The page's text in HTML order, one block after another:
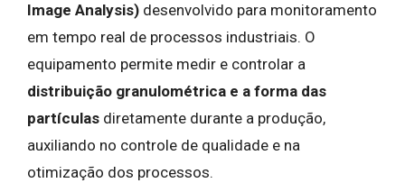
Image Analysis) desenvolvido para monitoramento
em tempo real de processos industriais. O
equipamento permite medir e controlar a
distribuição granulométrica e a forma das
partículas diretamente durante a produção,
auxiliando no controle de qualidade e na
otimização dos processos.